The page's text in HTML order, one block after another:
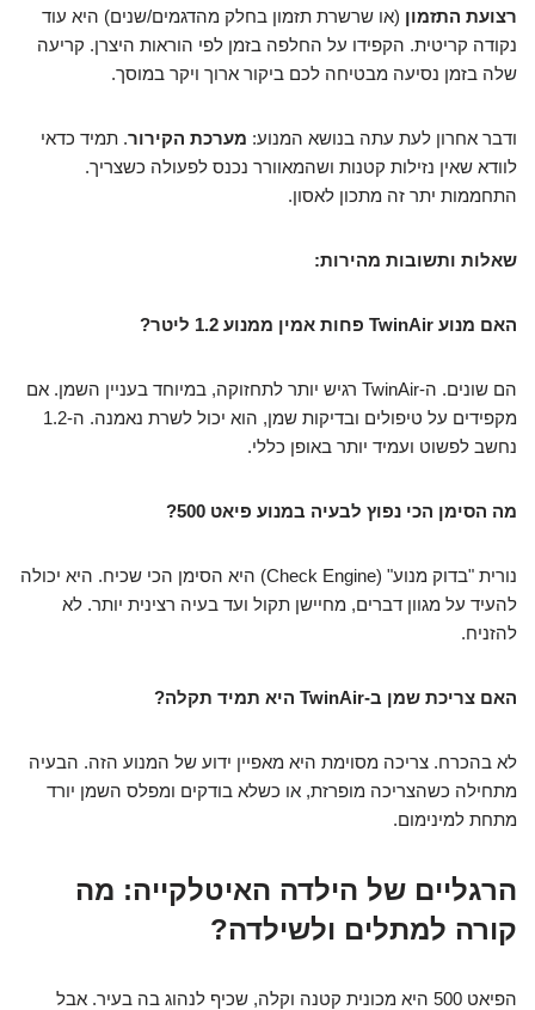
רצועת התזמון (או שרשרת תזמון בחלק מהדגמים/שנים) היא עוד
נקודה קריטית. הקפידו על החלפה בזמן לפי הוראות היצרן. קריעה
שלה בזמן נסיעה מבטיחה לכם ביקור ארוך ויקר במוסך.
ודבר אחרון לעת עתה בנושא המנוע: מערכת הקירור. תמיד כדאי
לוודא שאין נזילות קטנות ושהמאוורר נכנס לפעולה כשצריך.
התחממות יתר זה מתכון לאסון.
שאלות ותשובות מהירות:
האם מנוע TwinAir פחות אמין ממנוע 1.2 ליטר?
הם שונים. ה-TwinAir רגיש יותר לתחזוקה, במיוחד בעניין השמן. אם
מקפידים על טיפולים ובדיקות שמן, הוא יכול לשרת נאמנה. ה-1.2
נחשב לפשוט ועמיד יותר באופן כללי.
מה הסימן הכי נפוץ לבעיה במנוע פיאט 500?
נורית "בדוק מנוע" (Check Engine) היא הסימן הכי שכיח. היא יכולה
להעיד על מגוון דברים, מחיישן תקול ועד בעיה רצינית יותר. לא
להזניח.
האם צריכת שמן ב-TwinAir היא תמיד תקלה?
לא בהכרח. צריכה מסוימת היא מאפיין ידוע של המנוע הזה. הבעיה
מתחילה כשהצריכה מופרזת, או כשלא בודקים ומפלס השמן יורד
מתחת למינימום.
הרגליים של הילדה האיטלקייה: מה
קורה למתלים ולשילדה?
הפיאט 500 היא מכונית קטנה וקלה, שכיף לנהוג בה בעיר. אבל